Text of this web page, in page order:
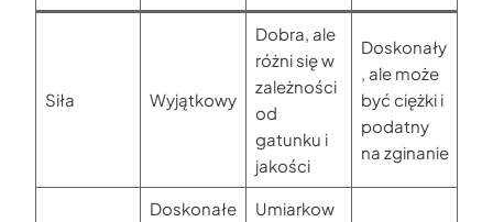
Siła Wyjątkowy
Dobra, ale
różni się w
zależności
od
gatunku i
jakości
Doskonały
, ale może
być ciężki i
podatny
na zginanie
Doskonałe
Umiarkow